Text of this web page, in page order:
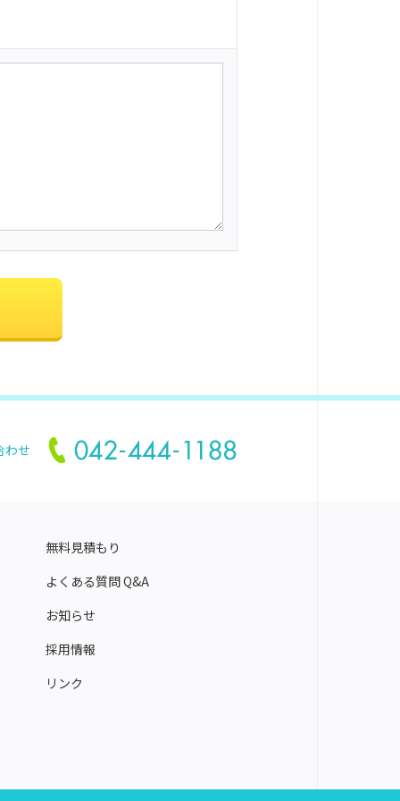
わせ
無料見積もり
よくある質問 Q&A
お知らせ
採用情報
リンク